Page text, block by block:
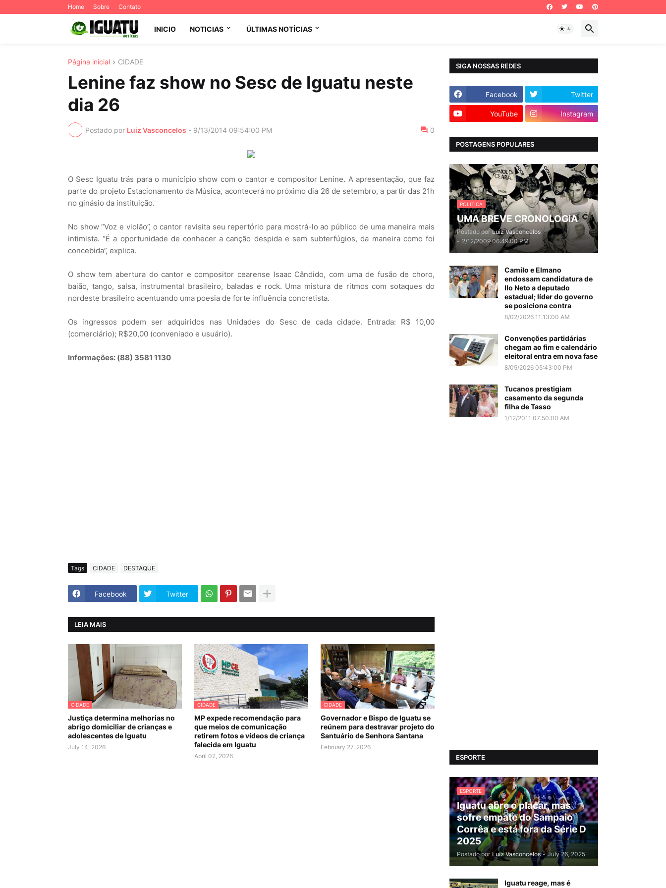
Home Sobre Contato
INICIO NOTICIAS ÚLTIMAS NOTÍCIAS
Página inicial CIDADE
Lenine faz show no Sesc de Iguatu neste
dia 26
Postado por Luiz Vasconcelos - 9/13/2014 09:54:00 PM 0
O Sesc Iguatu trás para o município show com o cantor e compositor Lenine. A apresentação, que faz
parte do projeto Estacionamento da Música, acontecerá no próximo dia 26 de setembro, a partir das 21h
no ginásio da instituição.
No show “Voz e violão”, o cantor revisita seu repertório para mostrá-lo ao público de uma maneira mais
intimista. “É a oportunidade de conhecer a canção despida e sem subterfúgios, da maneira como foi
concebida”, explica.
O show tem abertura do cantor e compositor cearense Isaac Cândido, com uma de fusão de choro,
baião, tango, salsa, instrumental brasileiro, baladas e rock. Uma mistura de ritmos com sotaques do
nordeste brasileiro acentuando uma poesia de forte influência concretista.
Os ingressos podem ser adquiridos nas Unidades do Sesc de cada cidade. Entrada: R$ 10,00
(comerciário); R$20,00 (conveniado e usuário).
Informações: (88) 3581 1130
Tags CIDADE DESTAQUE
Facebook Twitter
LEIA MAIS
CIDADE
Justiça determina melhorias no
abrigo domiciliar de crianças e
adolescentes de Iguatu
July 14, 2026
CIDADE
MP expede recomendação para
que meios de comunicação
retirem fotos e vídeos de criança
falecida em Iguatu
April 02, 2026
CIDADE
Governador e Bispo de Iguatu se
reúnem para destravar projeto do
Santuário de Senhora Santana
February 27, 2026
SIGA NOSSAS REDES
Facebook Twitter
YouTube Instagram
POSTAGENS POPULARES
POLITICA
UMA BREVE CRONOLOGIA
Postado por Luiz Vasconcelos
- 2/12/2009 06:49:00 PM
Camilo e Elmano
endossam candidatura de
Ilo Neto a deputado
estadual; líder do governo
se posiciona contra
8/02/2026 11:13:00 AM
Convenções partidárias
chegam ao fim e calendário
eleitoral entra em nova fase
8/05/2026 05:43:00 PM
Tucanos prestigiam
casamento da segunda
filha de Tasso
1/12/2011 07:50:00 AM
ESPORTE
ESPORTE
Iguatu abre o placar, mas
sofre empate do Sampaio
Corrêa e está fora da Série D
2025
Postado por Luiz Vasconcelos - July 26, 2025
Iguatu reage, mas é